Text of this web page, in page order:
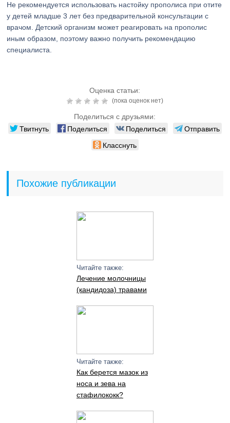
Не рекомендуется использовать настойку прополиса при отите
у детей младше 3 лет без предварительной консультации с
врачом. Детский организм может реагировать на прополис
иным образом, поэтому важно получить рекомендацию
специалиста.
Оценка статьи:
(пока оценок нет)
Поделиться с друзьями:
Твитнуть Поделиться Поделиться
Отправить
Класснуть
Похожие публикации
Читайте также:
Лечение молочницы
(кандидоза) травами
Читайте также:
Как берется мазок из
носа и зева на
стафилококк?